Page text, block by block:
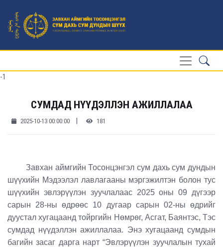
-1
СУМДАД НҮҮДЭЛЛЭН АЖИЛЛАЛАА
2025-10-13 00:00:00 | 181
Завхан аймгийн Тосонцэнгэл сум дахь сум дундын
шүүхийн Мэдээлэл лавлагааны мэргэжилтэн болон тус
шүүхийн эвлэрүүлэн зуучлалаас 2025 оны 09 дүгээр
сарын 28-ны өдрөөс 10 дугаар сарын 02-ны өдрийг
дуустал хугацаанд тойргийн Нөмрөг, Асгат, Баянтэс, Тэс
сумдад нүүдэллэн ажиллалаа. Энэ хугацаанд сумдын
багийн засаг дарга нарт “Эвлэрүүлэн зуучлалын тухай